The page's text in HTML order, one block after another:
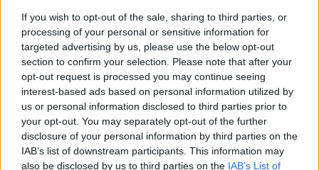
If you wish to opt-out of the sale, sharing to third parties, or
processing of your personal or sensitive information for
targeted advertising by us, please use the below opt-out
section to confirm your selection. Please note that after your
opt-out request is processed you may continue seeing
interest-based ads based on personal information utilized by
us or personal information disclosed to third parties prior to
your opt-out. You may separately opt-out of the further
disclosure of your personal information by third parties on the
IAB’s list of downstream participants. This information may
also be disclosed by us to third parties on the IAB’s List of
Ajánlott bejegyzések:
Kéttestű hullámgenerátorral Pozsonyból
Bécsbe